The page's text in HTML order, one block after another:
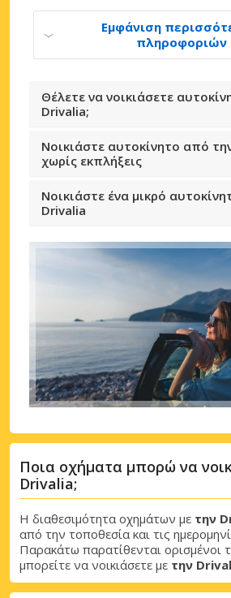
Εμφάνιση
πληροφοριών
Θέλετε να νοικιάσετε
Drivalia;
Νοικιάστε αυτοκίνητο από
χωρίς εκπλήξεις
Νοικιάστε ένα μικρό
Drivalia
Ποια οχήματα μπορώ να
Drivalia;
Η διαθεσιμότητα οχημάτων με την
από την τοποθεσία και τις
Παρακάτω παρατίθενται ορισμένοι
μπορείτε να νοικιάσετε με την